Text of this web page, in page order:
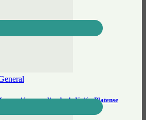
actualizada de Unión Platense